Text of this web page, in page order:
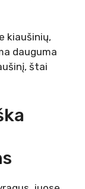
kiaušinių,
dauguma
štai